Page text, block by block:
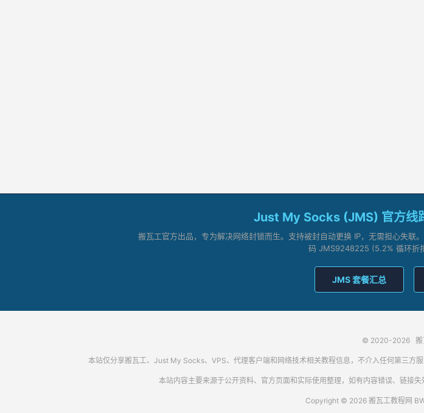
Just My Socks (JMS) 官方线
搬瓦工官方出品，专为解决网络封锁而生。支持被封自动更换 IP，无需担心失
码 JMS9248225 (5.2% 循环折
JMS 套餐汇总
© 2020-2026
本站仅分享搬瓦工、Just My Socks、VPS、代理客户端和网络技术相关教程信息，不介入任何第三方
本站内容主要来源于公开资料、官方页面和实际使用整理，如有内容错误、链接
Copyright © 2026 搬瓦工教程网